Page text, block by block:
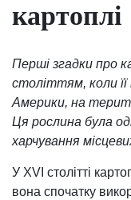
картоплі
Перші згадки про
століттям, коли її
Америки, на
Ця рослина була
харчування
У XVI столітті
вона спочатку